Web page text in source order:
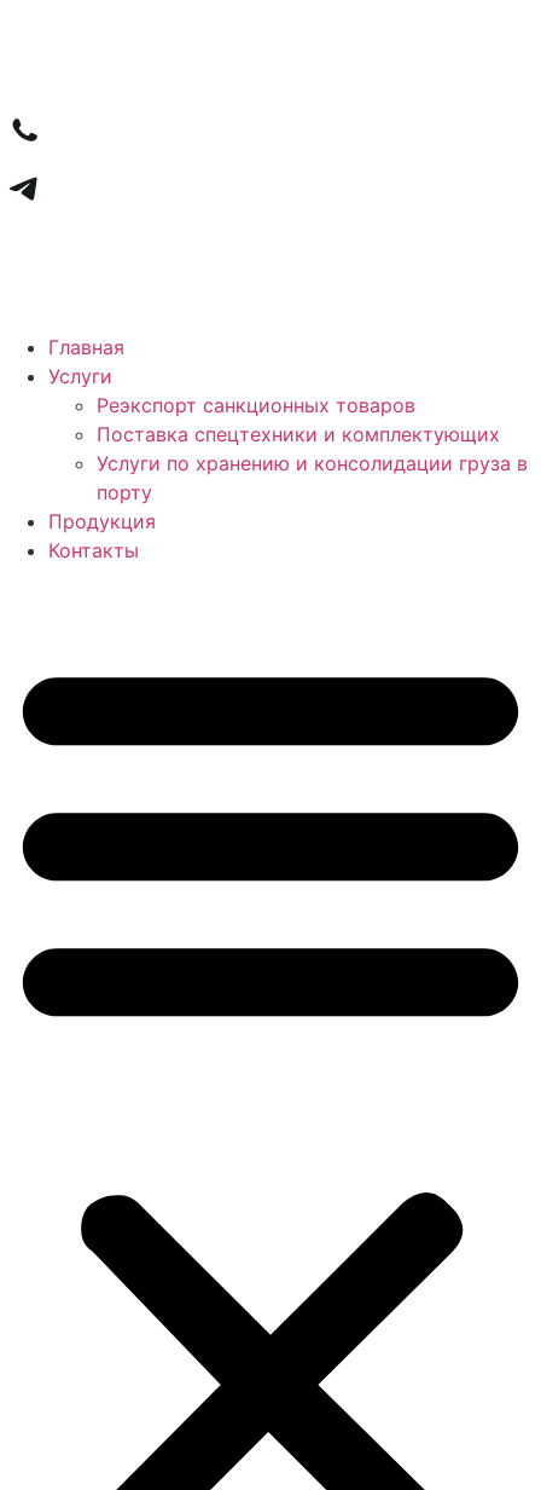
Главная
Услуги
Реэкспорт санкционных товаров
Поставка спецтехники и комплектующих
Услуги по хранению и консолидации груза в
порту
Продукция
Контакты